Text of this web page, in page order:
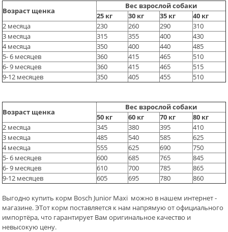
Возраст щенка
Вес взрослой собаки
25 кг
30 кг 35 кг
40 кг
2 месяца
230 260 290
310
3 месяца
315 355 400
430
4 месяца
350 400 440
485
5- 6 месяцев
360 415 465
510
6- 9 месяцев
360 415 465
515
9-12 месяцев
350 405 455 510
Возраст щенка
Вес взрослой собаки
50 кг
60 кг 70 кг
80 кг
2 месяца
345 380 395
410
3 месяца
485 540 585
625
4 месяца
555 625 690
750
5- 6 месяцев
600 685 765
845
6- 9 месяцев
610 700 785
865
9-12 месяцев
605 695 780 860
Выгодно купить корм Bosch Junior Maxi можно в нашем интернет -
магазине. ЭТот корм поставляется к нам напрямую от официального
импортёра, что гарантирует Вам оригинальное качество и
невысокую цену.